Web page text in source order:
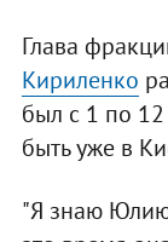
Глава
Кириленко
был с 1 по 12
быть уже в
"Я знаю Юлию